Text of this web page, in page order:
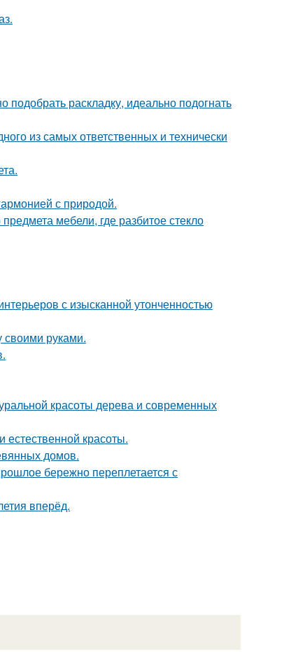
раскладку, идеально подогнать
из самых ответственных и технически
с природой.
мебели, где разбитое стекло
с изысканной утонченностью
своими руками.
красоты дерева и современных
естественной красоты.
домов.
бережно переплетается с
вперёд.